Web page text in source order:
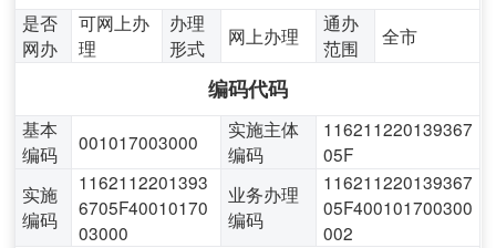
是否
网办
可网上办
理
办理
形式
网上办理
通办
范围
全市
编码代码
基本
编码
001017003000
实施主体
编码
116211220139367
05F
实施
编码
1162112201393
6705F40010170
03000
业务办理
编码
116211220139367
05F400101700300
002